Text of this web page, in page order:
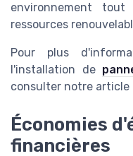
environnement
ressources
Pour plus
l'installation de
consulter notre article
Économies
financières